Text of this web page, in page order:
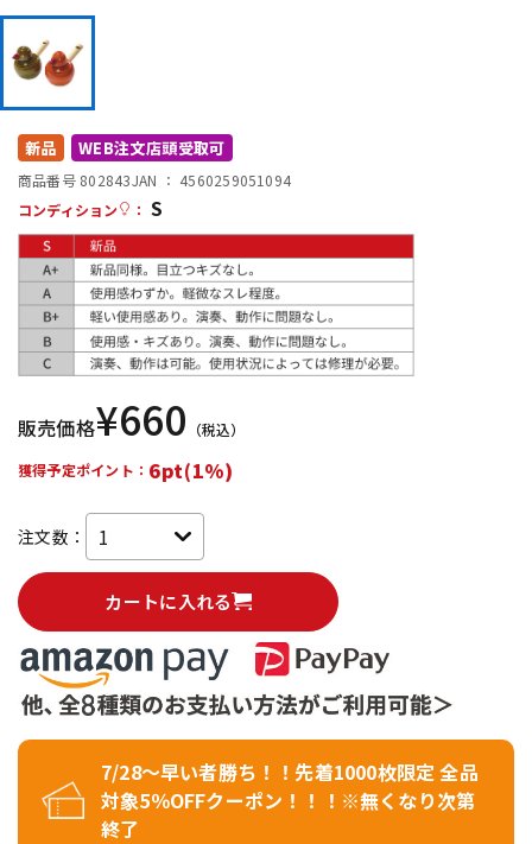
配信/ライブ機器
中古
新品 WEB注文店頭受取可
商品番号 802843JAN ： 4560259051094
コンディション
： S
販売価格¥660 （税込）
獲得予定ポイント： 6pt(1%)
注文数：
カートに入れる
7/28～早い者勝ち！！先着1000枚限定 全品
対象5％OFFクーポン！！！※無くなり次第
終了